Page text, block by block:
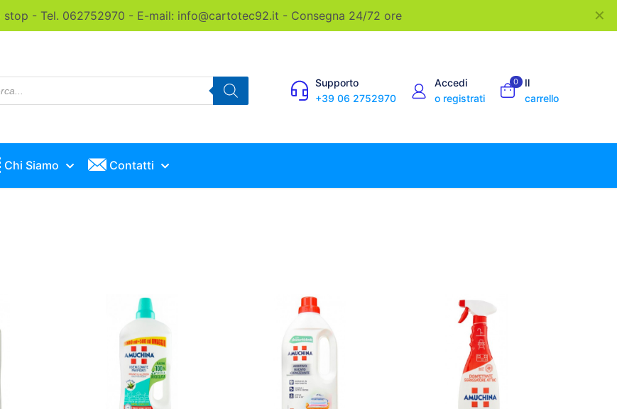
stop - Tel. 062752970 - E-mail: info@cartotec92.it - Consegna 24/72 ore ✕
Supporto
+39 06 2752970
Accedi
o registrati
0
Il
carrello
Chi Siamo Contatti